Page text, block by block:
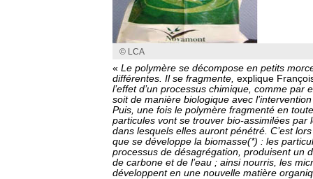
© LCA
« Le polymère se décompose en petits
différentes. Il se fragmente, explique
l’effet d’un processus chimique, comme par
soit de manière biologique avec
Puis, une fois le polymère fragmenté en
particules vont se trouver bio-assimilées par
dans lesquels elles auront pénétré. C’est
que se développe la biomasse(*) : les
processus de désagrégation, produisent un
de carbone et de l’eau ; ainsi nourris, les
développent en une nouvelle matière